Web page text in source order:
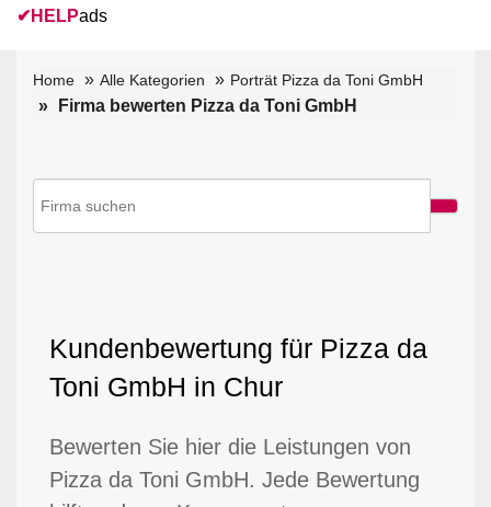
✔ HELPads
Home Alle Kategorien Porträt Pizza da Toni GmbH
Firma bewerten Pizza da Toni GmbH
Kundenbewertung für Pizza da
Toni GmbH in Chur
Bewerten Sie hier die Leistungen von
Pizza da Toni GmbH. Jede Bewertung